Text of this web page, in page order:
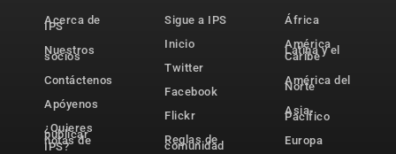
Acerca de
IPS
Nuestros
socios
Contáctenos
Apóyenos
¿Quieres
publicar
notas de
IPS?
Sigue a IPS
Inicio
Twitter
Facebook
Flickr
Reglas de
comunidad
África
América
Latina y el
Caribe
América del
Norte
Asia-
Pacífico
Europa